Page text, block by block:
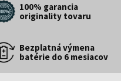
100% garancia
originality tovaru
Bezplatná výmena
batérie do 6 mesiacov